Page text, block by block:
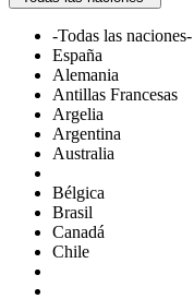
-Todas las naciones-
España
Alemania
Antillas Francesas
Argelia
Argentina
Australia
Bélgica
Brasil
Canadá
Chile